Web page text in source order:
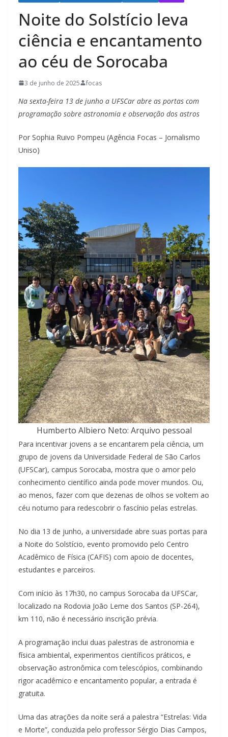
Noite do Solstício leva
ciência e encantamento
ao céu de Sorocaba
3 de junho de 2025 focas
Na sexta-feira 13 de junho a UFSCar abre as portas com
programação sobre astronomia e observação dos astros
Por Sophia Ruivo Pompeu (Agência Focas – Jornalismo
Uniso)
Humberto Albiero Neto: Arquivo pessoal
Para incentivar jovens a se encantarem pela ciência, um
grupo de jovens da Universidade Federal de São Carlos
(UFSCar), campus Sorocaba, mostra que o amor pelo
conhecimento científico ainda pode mover mundos. Ou,
ao menos, fazer com que dezenas de olhos se voltem ao
céu noturno para redescobrir o fascínio pelas estrelas.
No dia 13 de junho, a universidade abre suas portas para
a Noite do Solstício, evento promovido pelo Centro
Acadêmico de Física (CAFIS) com apoio de docentes,
estudantes e parceiros.
Com início às 17h30, no campus Sorocaba da UFSCar,
localizado na Rodovia João Leme dos Santos (SP-264),
km 110, não é necessário inscrição prévia.
A programação inclui duas palestras de astronomia e
física ambiental, experimentos científicos práticos, e
observação astronômica com telescópios, combinando
rigor acadêmico e encantamento popular, a entrada é
gratuita.
Uma das atrações da noite será a palestra “Estrelas: Vida
e Morte”, conduzida pelo professor Sérgio Dias Campos,